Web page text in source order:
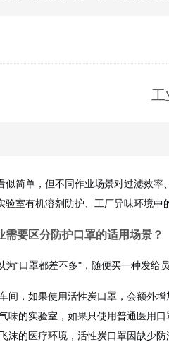
工
似简单，但不同作业场景对过滤效
验室有机溶剂防护、工厂异味环境中
需要区分防护口罩的适用场景？
为“口罩都差不多"，随便买一种发
间，如果使用活性炭口罩，会额外
味的实验室，如果只使用普通医用
沫的医疗环境，活性炭口罩因缺少